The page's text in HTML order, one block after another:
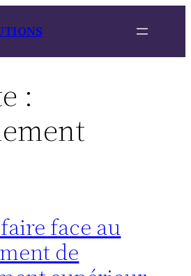
:
face au
de